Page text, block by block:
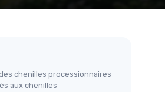
chenilles processionnaires
aux chenilles